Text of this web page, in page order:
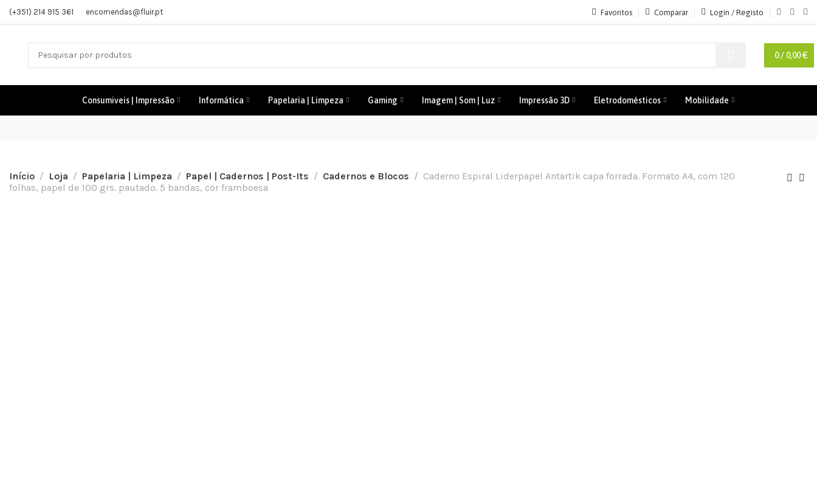
(+351) 214 915 361 encomendas@fluir.pt Favoritos Comparar Login / Registo
0/ 0,00€
Consumiveis | Impressão Informática Papelaria | Limpeza Gaming Imagem | Som | Luz Impressão 3D Eletrodomésticos Mobilidade
Início Loja Papelaria | Limpeza Papel | Cadernos | Post-Its Cadernos e Blocos
Caderno Espiral Liderpapel Antartik capa forrada. Formato A4, com 120
folhas, papel de 100 grs. pautado. 5 bandas, cor framboesa